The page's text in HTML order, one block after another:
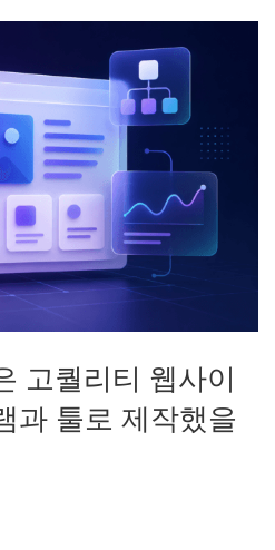
고퀄리티 웹사이
과 툴로 제작했을